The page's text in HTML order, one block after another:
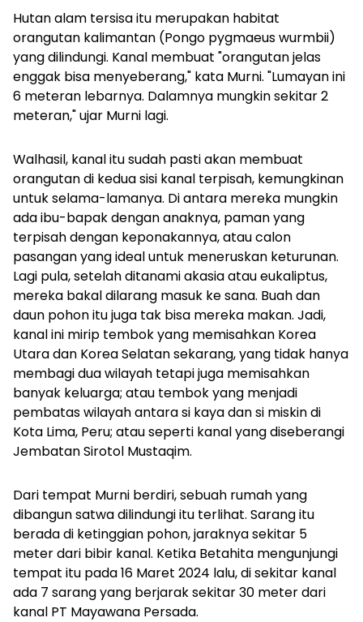
Hutan alam tersisa itu merupakan habitat
orangutan kalimantan (Pongo pygmaeus wurmbii)
yang dilindungi. Kanal membuat "orangutan jelas
enggak bisa menyeberang," kata Murni. "Lumayan ini
6 meteran lebarnya. Dalamnya mungkin sekitar 2
meteran," ujar Murni lagi.
Walhasil, kanal itu sudah pasti akan membuat
orangutan di kedua sisi kanal terpisah, kemungkinan
untuk selama-lamanya. Di antara mereka mungkin
ada ibu-bapak dengan anaknya, paman yang
terpisah dengan keponakannya, atau calon
pasangan yang ideal untuk meneruskan keturunan.
Lagi pula, setelah ditanami akasia atau eukaliptus,
mereka bakal dilarang masuk ke sana. Buah dan
daun pohon itu juga tak bisa mereka makan. Jadi,
kanal ini mirip tembok yang memisahkan Korea
Utara dan Korea Selatan sekarang, yang tidak hanya
membagi dua wilayah tetapi juga memisahkan
banyak keluarga; atau tembok yang menjadi
pembatas wilayah antara si kaya dan si miskin di
Kota Lima, Peru; atau seperti kanal yang diseberangi
Jembatan Sirotol Mustaqim.
Dari tempat Murni berdiri, sebuah rumah yang
dibangun satwa dilindungi itu terlihat. Sarang itu
berada di ketinggian pohon, jaraknya sekitar 5
meter dari bibir kanal. Ketika Betahita mengunjungi
tempat itu pada 16 Maret 2024 lalu, di sekitar kanal
ada 7 sarang yang berjarak sekitar 30 meter dari
kanal PT Mayawana Persada.